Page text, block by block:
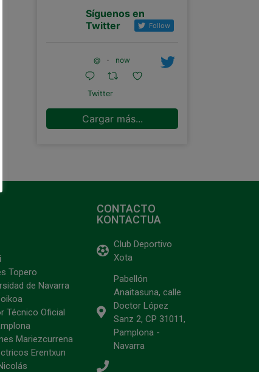
Síguenos en
Twitter
Follow
@ · now
Twitter
Cargar más...
Topero
de Navarra
Técnico Oficial
Mariezcurrena
Erentxun
CONTACTO
KONTACTUA
Club Deportivo
Xota
Pabellón
Anaitasuna, calle
Doctor López
Sanz 2, CP 31011,
Pamplona -
Navarra